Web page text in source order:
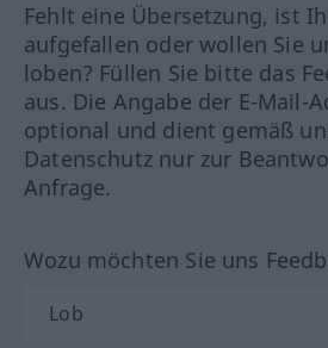
Fehlt eine Übersetzung, ist
aufgefallen oder wollen Sie
loben? Füllen Sie bitte das
aus. Die Angabe der E-Mail-
optional und dient gemäß
Datenschutz nur zur
Anfrage.
Wozu möchten Sie uns